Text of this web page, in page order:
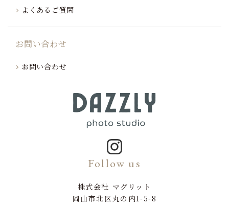
よくあるご質問
お問い合わせ
お問い合わせ
Follow us
株式会社 マグリット
岡山市北区丸の内1-5-8